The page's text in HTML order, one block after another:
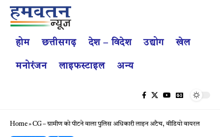
होम छत्तीसगढ़ देश – विदेश उद्योग खेल
मनोरंजन लाइफस्टाइल अन्य
Home»CG – ग्रामीण को पीटने वाला पुलिस अधिकारी लाइन अटैच, वीडियो वायरल